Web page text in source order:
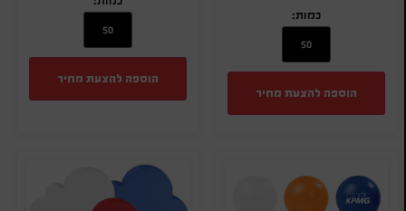
כמות:
הוספה להצעת מחיר
הוספה להצעת מחיר